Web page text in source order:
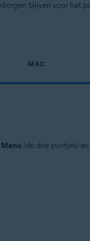
blijven voor het
MAC
Menu (de drie puntjes)